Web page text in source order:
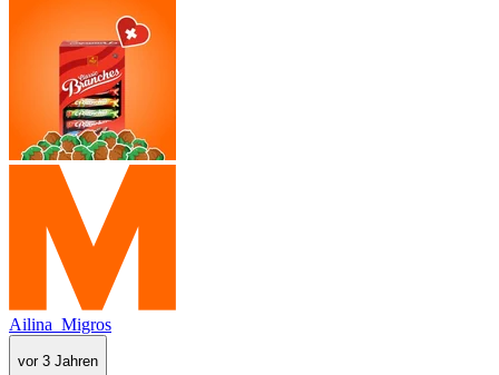
Ailina_Migros
vor 3 Jahren